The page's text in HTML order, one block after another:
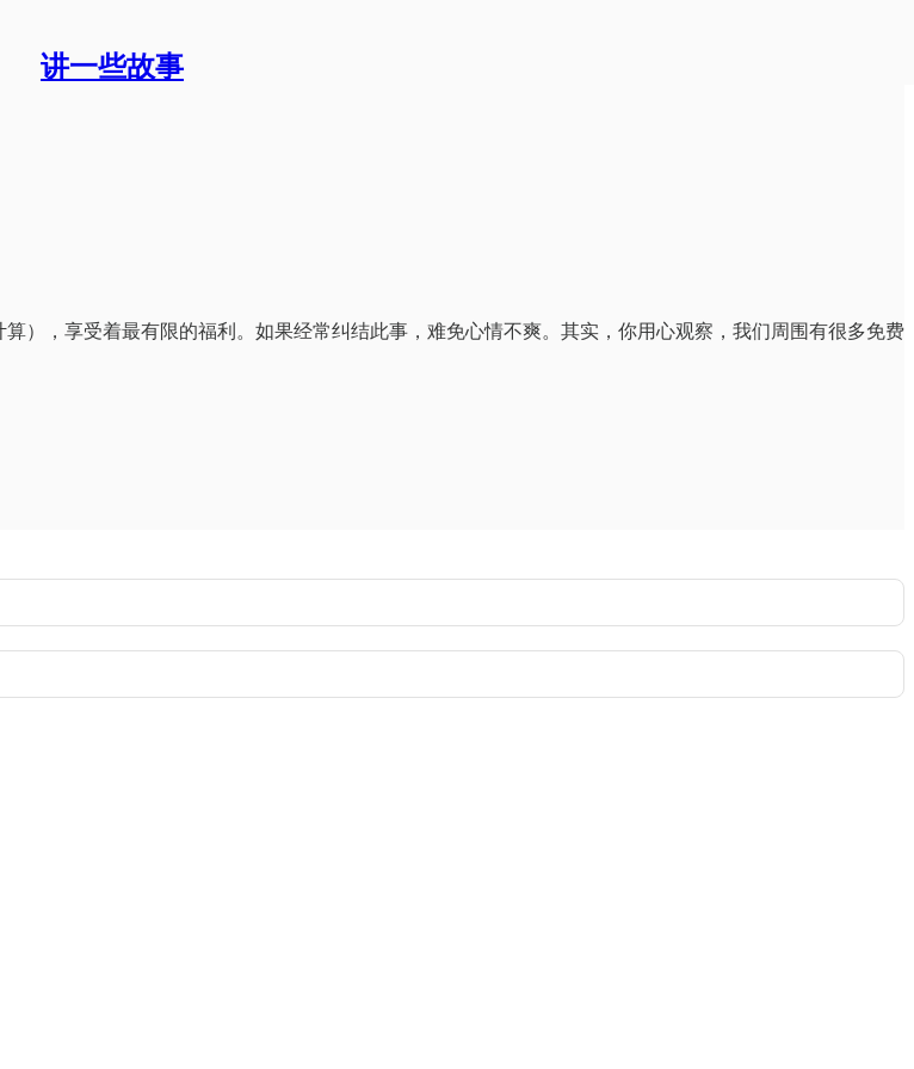
讲一些故事
），享受着最有限的福利。如果经常纠结此事，难免心情不爽。其实，你用心观察，我们周围有很多免费